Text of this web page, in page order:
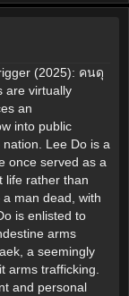
(2025): คนดุ
are virtually
an
into public
Lee Do is a
once served as a
life rather than
man dead, with
is enlisted to
arms
a seemingly
arms trafficking.
and personal